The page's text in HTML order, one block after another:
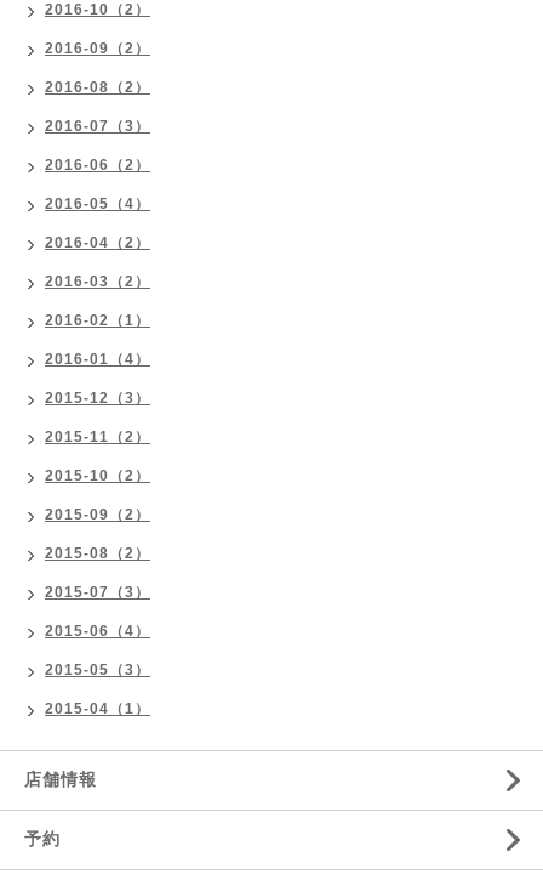
2016-10（2）
2016-09（2）
2016-08（2）
2016-07（3）
2016-06（2）
2016-05（4）
2016-04（2）
2016-03（2）
2016-02（1）
2016-01（4）
2015-12（3）
2015-11（2）
2015-10（2）
2015-09（2）
2015-08（2）
2015-07（3）
2015-06（4）
2015-05（3）
2015-04（1）
店舗情報
予約